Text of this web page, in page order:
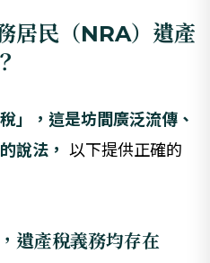
居民（NRA）遺產
」，這是坊間廣泛流傳、
說法， 以下提供正確的
遺產稅義務均存在